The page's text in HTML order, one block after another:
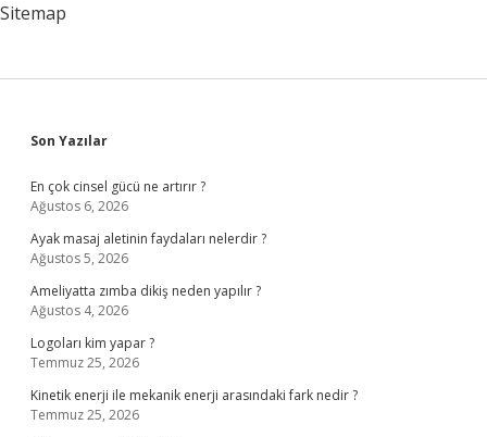
Sitemap
Sidebar
Son Yazılar
En çok cinsel gücü ne artırır ?
Ağustos 6, 2026
Ayak masaj aletinin faydaları nelerdir ?
Ağustos 5, 2026
Ameliyatta zımba dikiş neden yapılır ?
Ağustos 4, 2026
Logoları kim yapar ?
Temmuz 25, 2026
Kinetik enerji ile mekanik enerji arasındaki fark nedir ?
Temmuz 25, 2026